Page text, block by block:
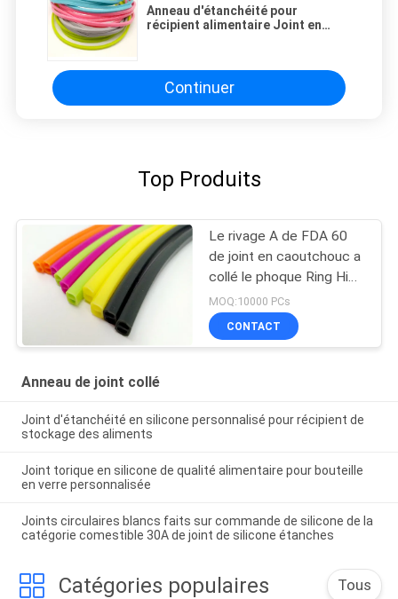
Anneau d'étanchéité pour
récipient alimentaire Joint en
collé
Continuer
Top Produits
Le rivage A de FDA 60
de joint en caoutchouc a
collé le phoque Ring High
Temp Resistant pour le
conteneur de nourriture
MOQ:10000 PCs
CONTACT
Anneau de joint collé
Joint d'étanchéité en silicone personnalisé pour récipient de
stockage des aliments
Joint torique en silicone de qualité alimentaire pour bouteille
en verre personnalisée
Joints circulaires blancs faits sur commande de silicone de la
catégorie comestible 30A de joint de silicone étanches
Catégories populaires Tous